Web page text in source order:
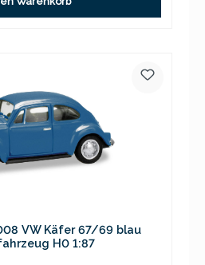
VW Käfer 67/69 blau
H0 1:87